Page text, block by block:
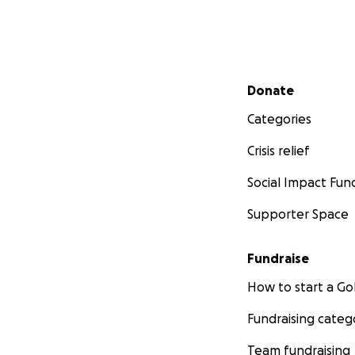
Secondary menu
Donate
Categories
Crisis relief
Social Impact
Supporter Space
Fundraise
How to start a
Fundraising
Team fundraising